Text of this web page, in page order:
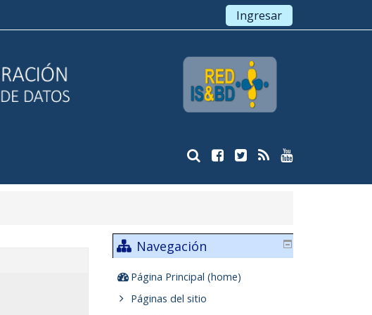
Ingresar
Navegación
Página Principal (home)
Páginas del sitio